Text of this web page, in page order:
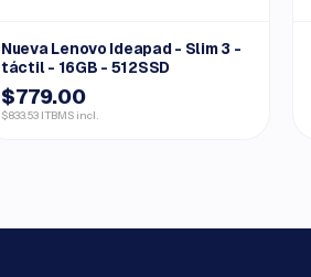
Nueva Lenovo Ideapad - Slim 3 -
táctil - 16GB - 512SSD
$779.00
$833.53 ITBMS incl.